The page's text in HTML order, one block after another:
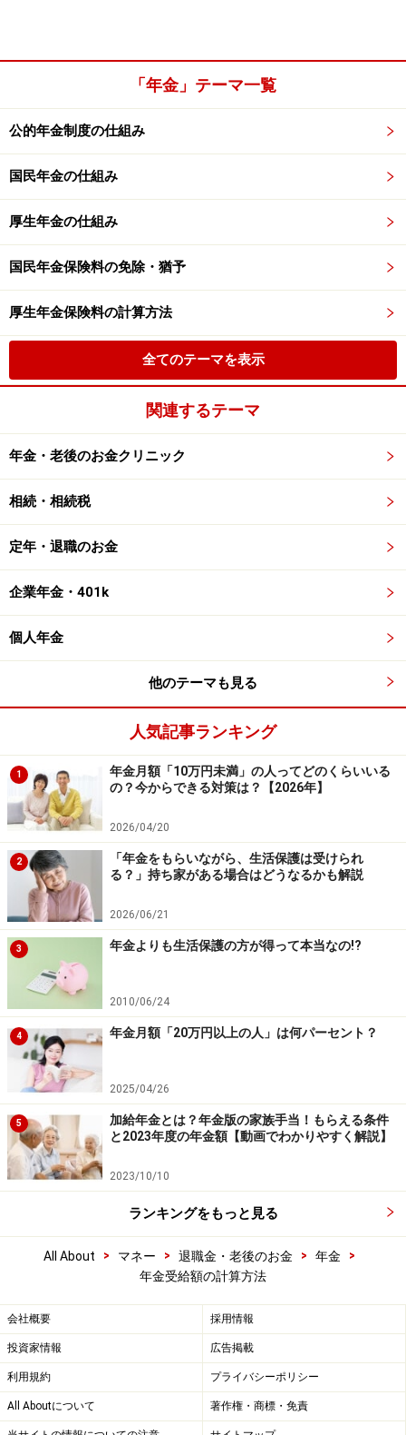
「年金」テーマ一覧
公的年金制度の仕組み
国民年金の仕組み
厚生年金の仕組み
国民年金保険料の免除・猶予
厚生年金保険料の計算方法
全てのテーマを表示
関連するテーマ
年金・老後のお金クリニック
相続・相続税
定年・退職のお金
企業年金・401k
個人年金
他のテーマも見る
人気記事ランキング
1
年金月額「10万円未満」の人ってどのくらいいる
の？今からできる対策は？【2026年】
2026/04/20
2
「年金をもらいながら、生活保護は受けられ
る？」持ち家がある場合はどうなるかも解説
2026/06/21
3 年金よりも生活保護の方が得って本当なの!?
2010/06/24
4 年金月額「20万円以上の人」は何パーセント？
2025/04/26
5
加給年金とは？年金版の家族手当！もらえる条件
と2023年度の年金額【動画でわかりやすく解説】
2023/10/10
ランキングをもっと見る
All About > マネー > 退職金・老後のお金 > 年金
>
年金受給額の計算方法
会社概要 採用情報
投資家情報 広告掲載
利用規約 プライバシーポリシー
All Aboutについて 著作権・商標・免責